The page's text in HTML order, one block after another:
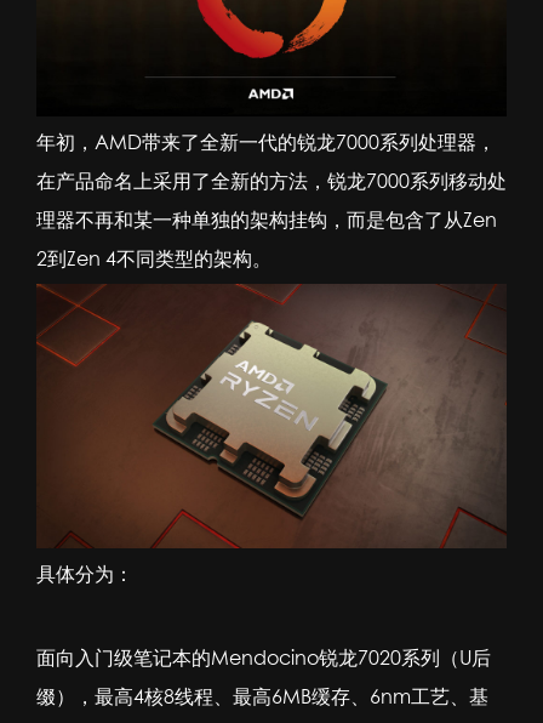
年初，AMD带来了全新一代的锐龙7000系列处理器，
在产品命名上采用了全新的方法，锐龙7000系列移动处
理器不再和某一种单独的架构挂钩，而是包含了从Zen
2到Zen 4不同类型的架构。
具体分为：
面向入门级笔记本的Mendocino锐龙7020系列（U后
缀），最高4核8线程、最高6MB缓存、6nm工艺、基